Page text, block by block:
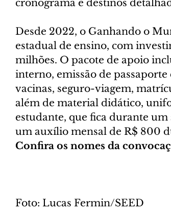
cronograma e destinos
Desde 2022, o Ganhando o
estadual de ensino, com
milhões. O pacote de apoio
interno, emissão de passaporte
vacinas, seguro-viagem,
além de material didático,
estudante, que fica durante
um auxílio mensal de R$ 800
Confira os nomes da
Foto: Lucas Fermin/SEED